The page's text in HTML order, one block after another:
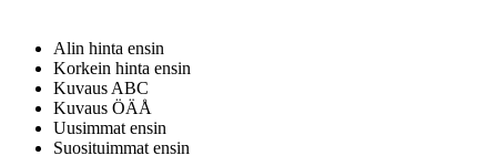
Alin hinta ensin
Korkein hinta ensin
Kuvaus ABC
Kuvaus ÖÄÅ
Uusimmat ensin
Suosituimmat ensin